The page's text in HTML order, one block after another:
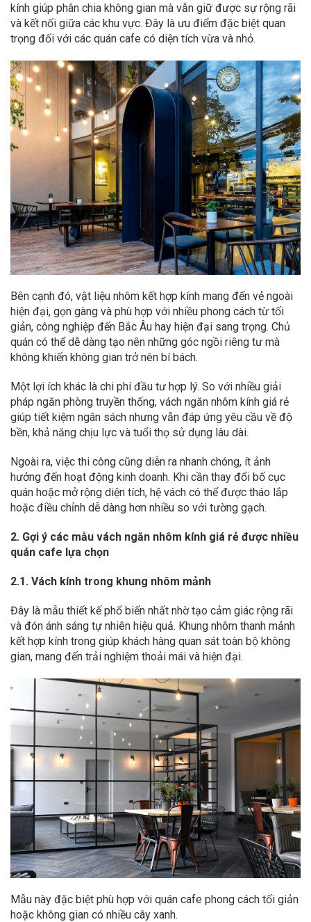
kính giúp phân chia không gian mà vẫn giữ được sự rộng rãi
và kết nối giữa các khu vực. Đây là ưu điểm đặc biệt quan
trọng đối với các quán cafe có diện tích vừa và nhỏ.
Bên cạnh đó, vật liệu nhôm kết hợp kính mang đến vẻ ngoài
hiện đại, gọn gàng và phù hợp với nhiều phong cách từ tối
giản, công nghiệp đến Bắc Âu hay hiện đại sang trọng. Chủ
quán có thể dễ dàng tạo nên những góc ngồi riêng tư mà
không khiến không gian trở nên bí bách.
Một lợi ích khác là chi phí đầu tư hợp lý. So với nhiều giải
pháp ngăn phòng truyền thống, vách ngăn nhôm kính giá rẻ
giúp tiết kiệm ngân sách nhưng vẫn đáp ứng yêu cầu về độ
bền, khả năng chịu lực và tuổi thọ sử dụng lâu dài.
Ngoài ra, việc thi công cũng diễn ra nhanh chóng, ít ảnh
hưởng đến hoạt động kinh doanh. Khi cần thay đổi bố cục
quán hoặc mở rộng diện tích, hệ vách có thể được tháo lắp
hoặc điều chỉnh dễ dàng hơn nhiều so với tường gạch.
2. Gợi ý các mẫu vách ngăn nhôm kính giá rẻ được nhiều
quán cafe lựa chọn
2.1. Vách kính trong khung nhôm mảnh
Đây là mẫu thiết kế phổ biến nhất nhờ tạo cảm giác rộng rãi
và đón ánh sáng tự nhiên hiệu quả. Khung nhôm thanh mảnh
kết hợp kính trong giúp khách hàng quan sát toàn bộ không
gian, mang đến trải nghiệm thoải mái và hiện đại.
Mẫu này đặc biệt phù hợp với quán cafe phong cách tối giản
hoặc không gian có nhiều cây xanh.